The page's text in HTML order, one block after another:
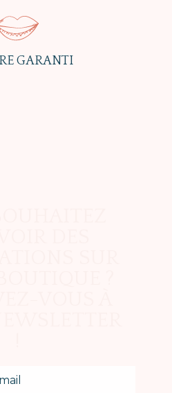
GARANTI